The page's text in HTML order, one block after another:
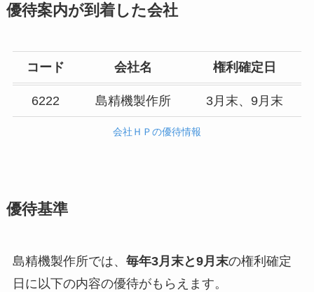
優待案内が到着した会社
コード 会社名 権利確定日
6222 島精機製作所 3月末、9月末
会社ＨＰの優待情報
優待基準
島精機製作所では、 毎年3月末と9月末の権利確定
日に以下の内容の優待がもらえます。